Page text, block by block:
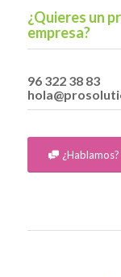
¿Quieres un
empresa?
96 322 38 83
¿Hablamos?